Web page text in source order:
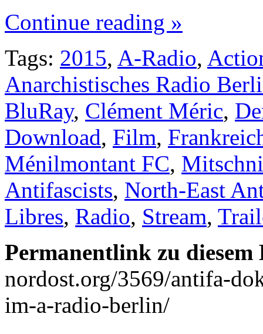
Continue reading »
Tags: 2015, A-Radio,
Anarchistisches Radio
BluRay, Clément Méric,
Download, Film,
Ménilmontant FC,
Antifascists, North-East
Libres, Radio, Stream,
Permanentlink zu
nordost.org/3569/antifa-
im-a-radio-berlin/